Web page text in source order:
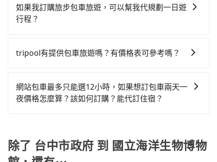
外浪費18分鐘在轉乘與等車上，現在還不馬上來預約
tripool！如果你是三人以下要乘車，也可參考tripool的
或九人座可供選擇，而且無人租車最令人詬病的就是車
況，打開車門才發現仍有上一組乘客遺留的垃圾或者撞
用戶卻遲遲尚未歸還，又或者要還車時卻偏偏找不到停
使用時還是有其區域的限制，實際可停靠的地點與你的
上下車地點仍有段距離，在遇到下雨天或者載行李時，
其叫車的難度是雙北市的310倍。再加上台中市有些計程
車司機不按錶計費，約有27%會採現場議價，建議最好
洋生物博物館的最佳選擇。
接送服務，可直接線上輸入上下車地點或地址，三秒內
即可查到真實價格，照著步驟填寫完乘客資料與線上刷
司機與車輛的詳細資料，將於乘車前一晚八點透過SMS
價，如臨時需要，前一天傍晚五點前仍會收單，最遲如
當天下午過後乘車，四小時前仍能預約。
如果我訂購旅步包車旅遊，可以幫我代規劃一日遊
行程？
時還沒有規劃行程的服務。
tripool有提供包車旅遊嗎？有價格表可參考嗎？
政府的包車旅遊，從單純的單趟接送到算時間的計時包
車都有，可彈性選擇2~12小時的服務，滿足家族出遊、
短時數或者單程專車服務者，敢大聲說我們價格絕對最
划算。網站上可直接挑選小轎車、休旅車、或九人座箱
網站包車最多只能選12小時，如果想訂包車兩天一
夜價格怎麼算？該如何訂購？能代訂住宿？
的行程。另外，目前旅步只提供接送服務，暫不提供代
訂住宿服務。
除了 台中市政府 到 國立海洋生物博物